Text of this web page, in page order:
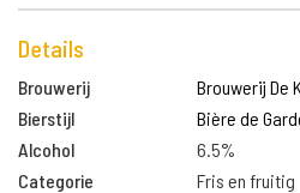
Details
Brouwerij
Brouwerij De
Bierstijl
Bière de
Alcohol
6.5%
Categorie
Fris en fruitig